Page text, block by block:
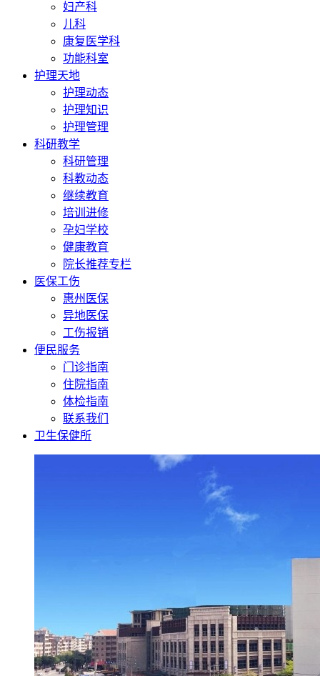
妇产科
儿科
康复医学科
功能科室
护理天地
护理动态
护理知识
护理管理
科研教学
科研管理
科教动态
继续教育
培训进修
孕妇学校
健康教育
院长推荐专栏
医保工伤
惠州医保
异地医保
工伤报销
便民服务
门诊指南
住院指南
体检指南
联系我们
卫生保健所